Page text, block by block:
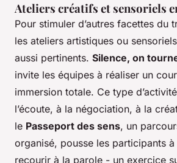
Ateliers créatifs et sensoriels
Pour stimuler d’autres facettes du
les ateliers artistiques ou
aussi pertinents. Silence, on
invite les équipes à réaliser un
immersion totale. Ce type
l’écoute, à la négociation, à la
le Passeport des sens, un
organisé, pousse les participants
recourir à la parole - un exercice